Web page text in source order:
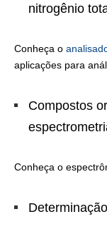
nitrogênio
Conheça o
aplicações para
Compostos
Conheça o